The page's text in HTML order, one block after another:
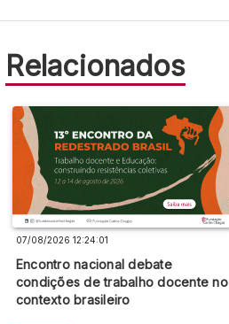
Relacionados
07/08/2026 12:24:01
Encontro nacional debate
condições de trabalho docente no
contexto brasileiro